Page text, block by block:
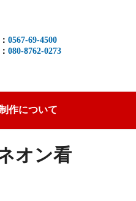
0567-69-4500
080-8762-0273
作について
オン看